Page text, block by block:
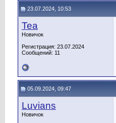
23.07.2024, 10:53
Tea
Новичок
Регистрация: 23.07.2024
Сообщений: 11
05.09.2024, 09:47
Luvians
Новичок